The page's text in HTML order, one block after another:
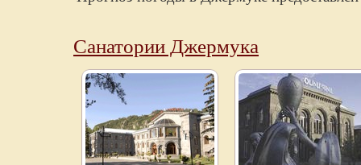
Санатории Джермука